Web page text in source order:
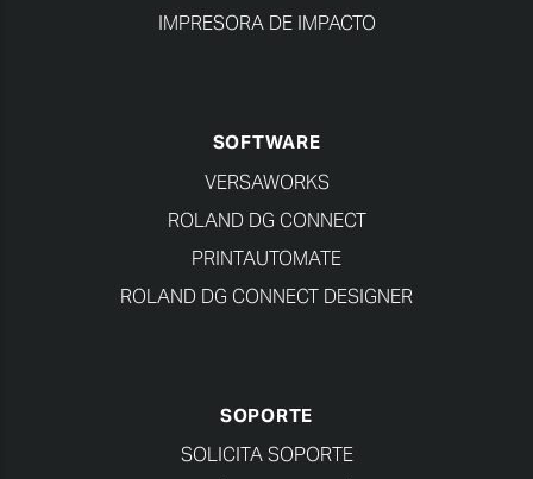
IMPRESORA DE IMPACTO
SOFTWARE
VERSAWORKS
ROLAND DG CONNECT
PRINTAUTOMATE
ROLAND DG CONNECT DESIGNER
SOPORTE
SOLICITA SOPORTE